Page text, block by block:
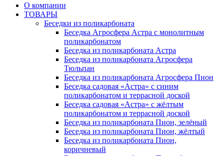
О компании
ТОВАРЫ
Беседки из поликарбоната
Беседка Агросфера Астра с монолитным
поликарбонатом
Беседка из поликарбоната Астра
Беседка из поликарбоната Агросфера
Тюльпан
Беседка из поликарбоната Агросфера Пион
Беседка садовая «Астра» с синим
поликарбонатом и террасной доской
Беседка садовая «Астра» с жёлтым
поликарбонатом и террасной доской
Беседка из поликарбоната Пион, зелёный
Беседка из поликарбоната Пион, жёлтый
Беседка из поликарбоната Пион,
коричневый